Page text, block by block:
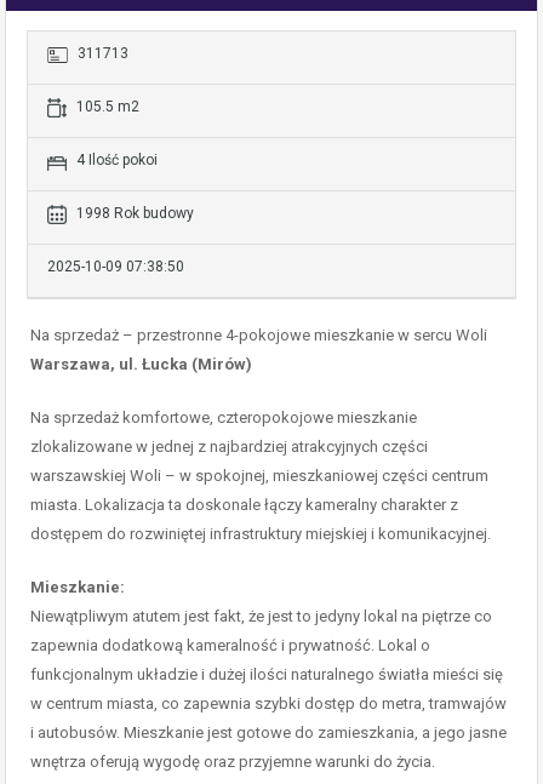
311713
105.5 m2
4 Ilość pokoi
1998 Rok budowy
2025-10-09 07:38:50
Na sprzedaż – przestronne 4-pokojowe mieszkanie w sercu Woli
Warszawa, ul. Łucka (Mirów)
Na sprzedaż komfortowe, czteropokojowe mieszkanie
zlokalizowane w jednej z najbardziej atrakcyjnych części
warszawskiej Woli – w spokojnej, mieszkaniowej części centrum
miasta. Lokalizacja ta doskonale łączy kameralny charakter z
dostępem do rozwiniętej infrastruktury miejskiej i komunikacyjnej.
Mieszkanie:
Niewątpliwym atutem jest fakt, że jest to jedyny lokal na piętrze co
zapewnia dodatkową kameralność i prywatność. Lokal o
funkcjonalnym układzie i dużej ilości naturalnego światła mieści się
w centrum miasta, co zapewnia szybki dostęp do metra, tramwajów
i autobusów. Mieszkanie jest gotowe do zamieszkania, a jego jasne
wnętrza oferują wygodę oraz przyjemne warunki do życia.